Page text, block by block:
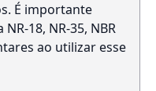
É importante
18, NR-35, NBR
ao utilizar esse